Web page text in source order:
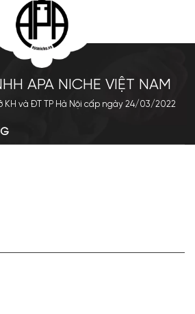
APA NICHE VIỆT NAM
KH và ĐT TP Hà Nội cấp ngày 24/03/2022